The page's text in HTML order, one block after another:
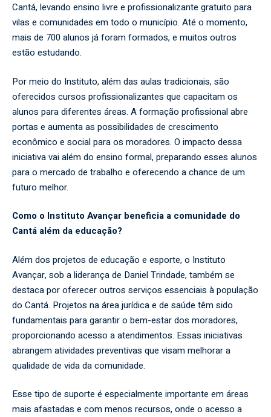
Cantá, levando ensino livre e profissionalizante gratuito para
vilas e comunidades em todo o município. Até o momento,
mais de 700 alunos já foram formados, e muitos outros
estão estudando.
Por meio do Instituto, além das aulas tradicionais, são
oferecidos cursos profissionalizantes que capacitam os
alunos para diferentes áreas. A formação profissional abre
portas e aumenta as possibilidades de crescimento
econômico e social para os moradores. O impacto dessa
iniciativa vai além do ensino formal, preparando esses alunos
para o mercado de trabalho e oferecendo a chance de um
futuro melhor.
Como o Instituto Avançar beneficia a comunidade do
Cantá além da educação?
Além dos projetos de educação e esporte, o Instituto
Avançar, sob a liderança de Daniel Trindade, também se
destaca por oferecer outros serviços essenciais à população
do Cantá. Projetos na área jurídica e de saúde têm sido
fundamentais para garantir o bem-estar dos moradores,
proporcionando acesso a atendimentos. Essas iniciativas
abrangem atividades preventivas que visam melhorar a
qualidade de vida da comunidade.
Esse tipo de suporte é especialmente importante em áreas
mais afastadas e com menos recursos, onde o acesso a